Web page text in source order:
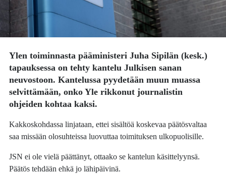
Ylen toiminnasta pääministeriJuha Sipilän (kesk.)
tapauksessa on tehty kantelu Julkisen sanan
neuvostoon. Kantelussa pyydetään muun muassa
selvittämään, onko Yle rikkonut journalistin
ohjeiden kohtaa kaksi.
Kakkoskohdassa linjataan, ettei sisältöä koskevaa päätösvaltaa
saa missään olosuhteissa luovuttaa toimituksen ulkopuolisille.
JSN ei ole vielä päättänyt, ottaako se kantelun käsittelyynsä.
Päätös tehdään ehkä jo lähipäivinä.